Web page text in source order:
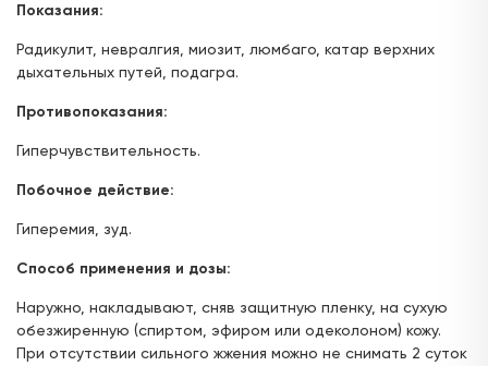
ул. Ак. Парина, д.6 (напротив деревни
Универсиады)
ул. Краснококшайская, д. 162 (остановка
с 08:00 до 21:00
Отсутствует
ул. Карбышева, д.40
24 часа
Показания:
Радикулит, невралгия, миозит, люмбаго, катар верхних
дыхательных путей, подагра.
Противопоказания:
Гиперчувствительность.
Побочное действие:
Гиперемия, зуд.
Способ применения и дозы:
Наружно, накладывают, сняв защитную пленку, на сухую
обезжиренную (спиртом, эфиром или одеколоном) кожу.
При отсутствии сильного жжения можно не снимать 2 суток